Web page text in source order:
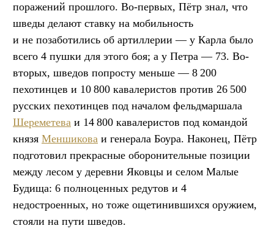
поражений прошлого. Во-первых, Пётр знал, что
шведы делают ставку на мобильность
и не позаботились об артиллерии — у Карла было
всего 4 пушки для этого боя; а у Петра — 73. Во-
вторых, шведов попросту меньше — 8 200
пехотинцев и 10 800 кавалеристов против 26 500
русских пехотинцев под началом фельдмаршала
Шереметева и 14 800 кавалеристов под командой
князя Меншикова и генерала Боура. Наконец, Пётр
подготовил прекрасные оборонительные позиции
между лесом у деревни Яковцы и селом Малые
Будища: 6 полноценных редутов и 4
недостроенных, но тоже ощетинившихся оружием,
стояли на пути шведов.